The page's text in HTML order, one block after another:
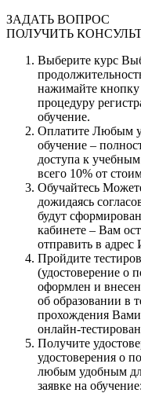
ЗАДАТЬ ВОПРОС
ПОЛУЧИТЬ
Выберите курс
нажимайте кнопку
процедуру
обучение.
Оплатите Любым
обучение –
доступа к
всего 10% от
Обучайтесь
дожидаясь
будут
кабинете – Вам
отправить в адрес
Пройдите
(удостоверение о
оформлен и
об образовании в
прохождения
онлайн-
Получите
удостоверения о
любым удобным
заявке на обучение: